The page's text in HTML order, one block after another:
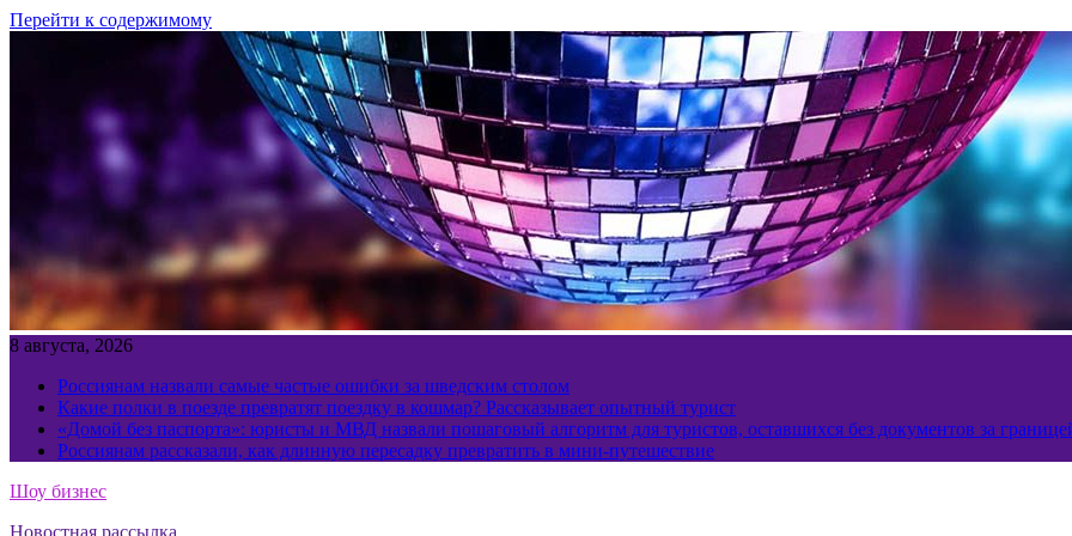
Перейти к содержимому
8 августа, 2026
Россиянам назвали самые частые ошибки за шведским столом
Какие полки в поезде превратят поездку в кошмар? Рассказывает опытный турист
«Домой без паспорта»: юристы и МВД назвали пошаговый алгоритм для туристов, оставшихся без документов за
Россиянам рассказали, как длинную пересадку превратить в мини-путешествие
Шоу бизнес
Новостная рассылка